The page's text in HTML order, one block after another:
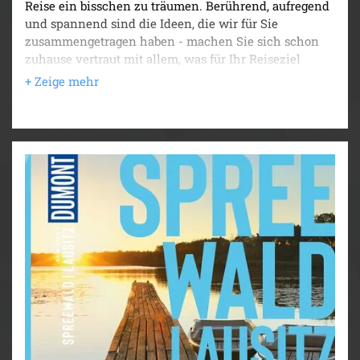
Reise ein bisschen zu träumen. Berührend, aufregend
und spannend sind die Ideen, die wir für Sie
zusammengetragen haben - machen Sie sich schon
zuhause vertraut mit allem, was für Ihr Reiseziel
wichtig und wissenswert ist. Wir präsentieren Ihnen
das Magazin mit überarbeiteten Inhalten, einem
natürlich“ mit zahlreichen Tipps, wie man nachhaltig
unterwegs sein kann und „Urlaub erinnern“ mit
Andenken, Eindrücken und Erinnerungen, die unsere
Autoren von ihrer Reise mitgebracht haben.
Traumhafte Ausblicke auf das Meer und überall der
Duft von Orangen und Zitronen. Entdecken Sie mit
dem DUMONT Bildatlas charmante Städtchen an
steilen Hängen, malerische Fischerdörfer und antike
Ausgrabungsstätten. In sechs Kapiteln liefern wir
Ihnen schöne Aufnahmen und geben Ihnen einen
Überblick über die Region im Süden Italien. Unsere
Autorin Barbara Schaefer sagt Ihnen was Sie auf
keinen Fall versäumen dürfen – dazu alles rund um